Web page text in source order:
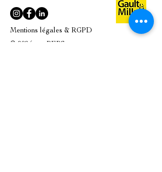
Mentions légales & RGPD
© 2024 par PEPS